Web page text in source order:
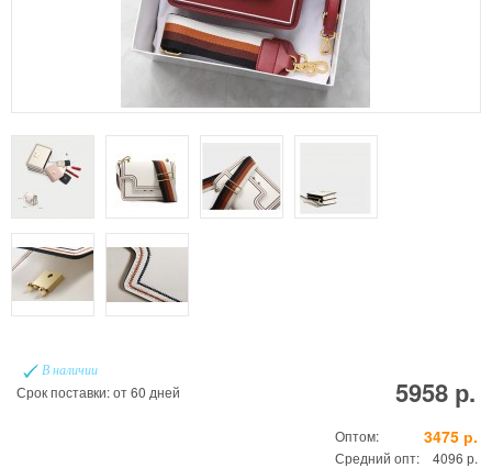
В наличии
Срок поставки: от 60 дней 5958 р.
Оптом: 3475 р.
Средний опт:
4096 р.